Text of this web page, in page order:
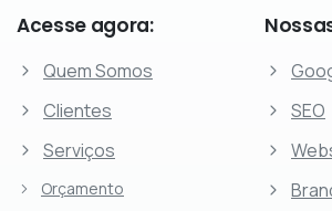
Acesse agora:
Quem Somos
Clientes
Serviços
Orçamento
SEO